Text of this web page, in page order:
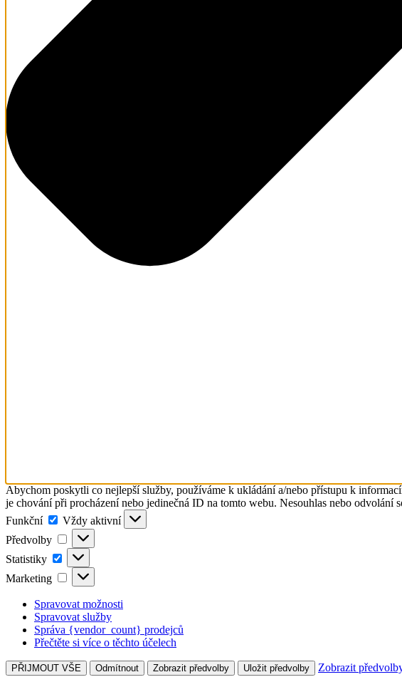
Abychom poskytli co nejlepší služby, používáme k ukládání a/nebo přístupu k
je chování při procházení nebo jedinečná ID na tomto webu. Nesouhlas nebo odvolání
Funkční
Funkční
Vždy aktivní
Předvolby
Předvolby
Statistiky Statistiky
Marketing Marketing
Spravovat možnosti
Spravovat služby
Správa {vendor_count} prodejců
Přečtěte si více o těchto účelech
PŘIJMOUT VŠE Odmítnout Zobrazit předvolby Uložit předvolby Zobrazit